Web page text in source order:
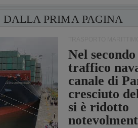
DALLA PRIMA PAGINA
Nel
traffico
canale di
cresciuto
si è ridotto